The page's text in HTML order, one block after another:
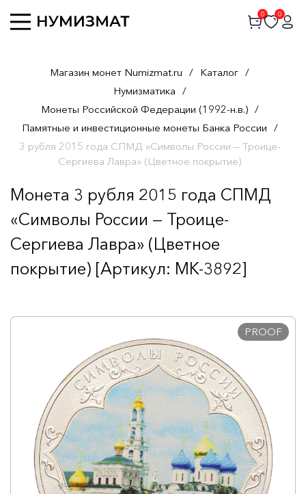
0 0
Магазин монет Numizmat.ru / Каталог /
Нумизматика /
Монеты Российской Федерации (1992-н.в.) /
Памятные и инвестиционные монеты Банка России /
3 рубля 2015 года СПМД «Символы России — Троице-
Сергиева Лавра» (Цветное покрытие)
Монета 3 рубля 2015 года СПМД
«Символы России — Троице-
Сергиева Лавра» (Цветное
покрытие) [Артикул: MK-3892]
PROOF